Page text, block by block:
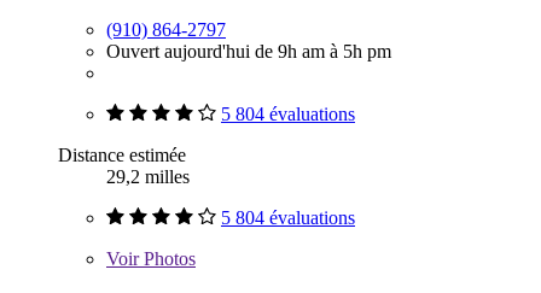
(910) 864-2797
Ouvert aujourd'hui de 9h am à 5h pm
5 804 évaluations
Distance estimée
29,2 milles
5 804 évaluations
VoirPhotos